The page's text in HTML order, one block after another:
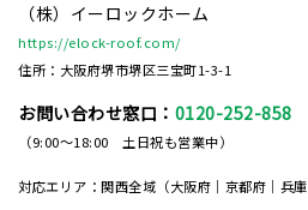
（株）イーロックホーム
https://elock-roof.com/
住所：大阪府堺市堺区三宝町1-3-1
お問い合わせ窓口： 0120-252-858
（9:00～18:00 土日祝も営業中）
対応エリア：関西全域（大阪府｜京都府｜兵